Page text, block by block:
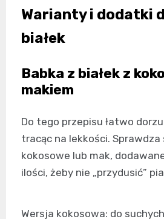
Warianty i dodatki
białek
Babka z białek z
makiem
Do tego przepisu łatwo
tracąc na lekkości. Sprawdza
kokosowe lub mak,
ilości, żeby nie „przydusić”
Wersja kokosowa: do